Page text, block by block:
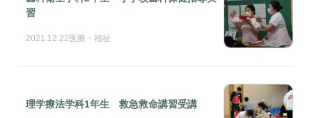
習
2021.12.22 医療・福祉
理学療法学科1年生 救急救命講習受講